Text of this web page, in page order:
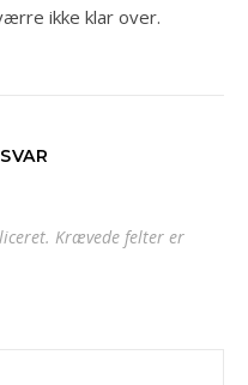
ikke klar over.
Krævede felter er